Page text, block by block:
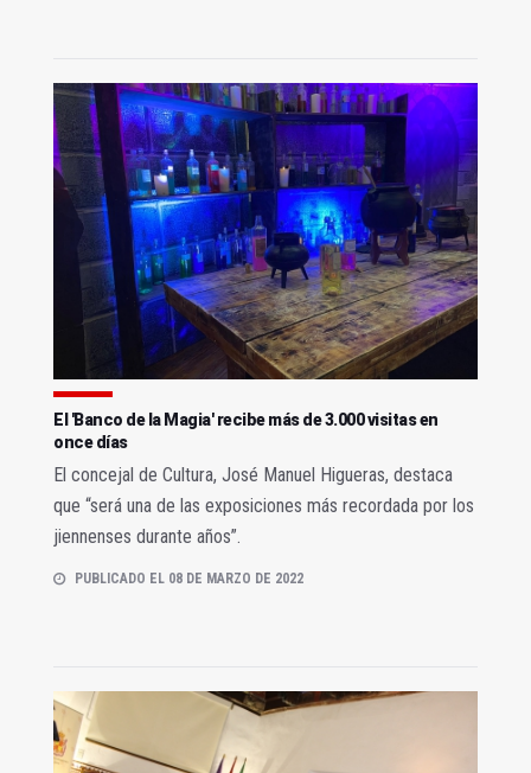
El 'Banco de la Magia' recibe más de 3.000 visitas en
once días
El concejal de Cultura, José Manuel Higueras, destaca
que “será una de las exposiciones más recordada por los
jiennenses durante años”.
PUBLICADO EL 08 DE MARZO DE 2022